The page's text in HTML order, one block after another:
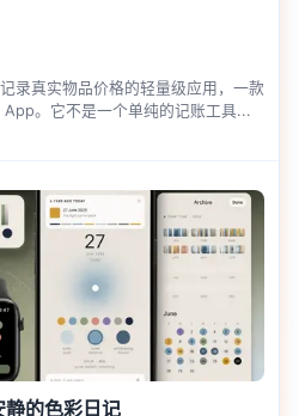
录真实物品价格的轻量级应用，一款
。它不是一个单纯的记账工具...
的色彩日记